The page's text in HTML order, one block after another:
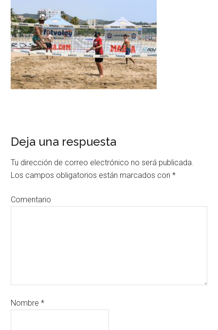
Deja una respuesta
Tu dirección de correo electrónico no será publicada.
Los campos obligatorios están marcados con*
Comentario
Nombre*